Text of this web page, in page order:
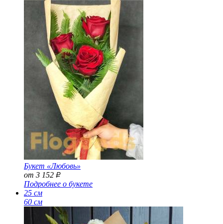
Букет «Любовь»
от 3 152 Р
Подробнее о букете
25 см
60 см